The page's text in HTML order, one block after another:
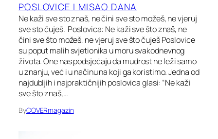
POSLOVICE I MISAO DANA
Ne kaži sve sto znaš, ne čini sve sto možeš, ne vjeruj
sve sto čuješ. Poslovica: Ne kaži sve što znaš, ne
čini sve što možeš, ne vjeruj sve što čuješ Poslovice
su poput malih svjetionika u moru svakodnevnog
života. One nas podsjećaju da mudrost ne leži samo
u znanju, već i u načinu na koji ga koristimo. Jedna od
najdubljih i najpraktičnijih poslovica glasi: “Ne kaži
sve što znaš,…
ByCOVERmagazin